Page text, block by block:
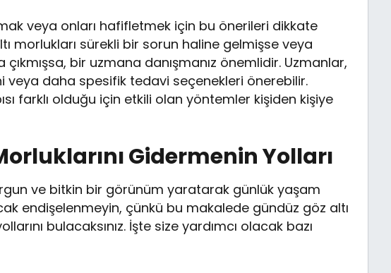
veya onları hafifletmek için bu önerileri dikkate
morlukları sürekli bir sorun haline gelmişse veya
bir uzmana danışmanız önemlidir. Uzmanlar,
veya daha spesifik tedavi seçenekleri önerebilir.
farklı olduğu için etkili olan yöntemler kişiden kişiye
Gidermenin Yolları
ve bitkin bir görünüm yaratarak günlük yaşam
endişelenmeyin, çünkü bu makalede gündüz göz altı
bulacaksınız. İşte size yardımcı olacak bazı